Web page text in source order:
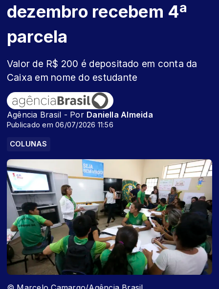
dezembro recebem 4ª
parcela
Valor de R$ 200 é depositado em conta da
Caixa em nome do estudante
Agência Brasil - Por Daniella Almeida
Publicado em 06/07/2026 11:56
COLUNAS